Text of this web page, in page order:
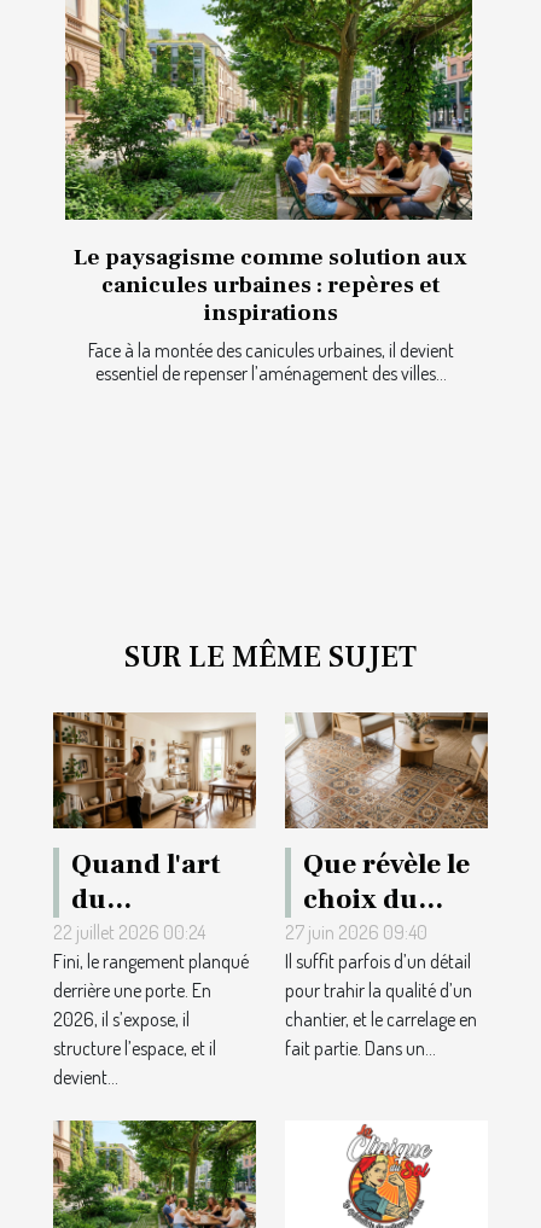
Le paysagisme comme solution aux
canicules urbaines : repères et
inspirations
Face à la montée des canicules urbaines, il devient
essentiel de repenser l’aménagement des villes...
SUR LE MÊME SUJET
Quand l'art
du
rangement
repense la
décoration
intérieure
moderne
22 juillet 2026 00:24
Fini, le rangement planqué
derrière une porte. En
2026, il s’expose, il
structure l’espace, et il
devient...
Que révèle le
choix du
carrelage sur
une
réalisation
réussie ?
27 juin 2026 09:40
Il suffit parfois d’un détail
pour trahir la qualité d’un
chantier, et le carrelage en
fait partie. Dans un...